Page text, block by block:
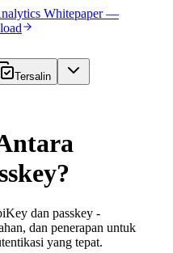
Whitepaper —
Tersalin
dan passkey -
dan penerapan untuk
yang tepat.